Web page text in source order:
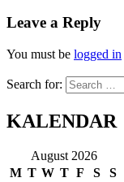
Leave a Reply
You must be logged in
Search for:
KALENDAR
August 2026
M T W T F S
S